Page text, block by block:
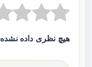
هیچ نظری داده